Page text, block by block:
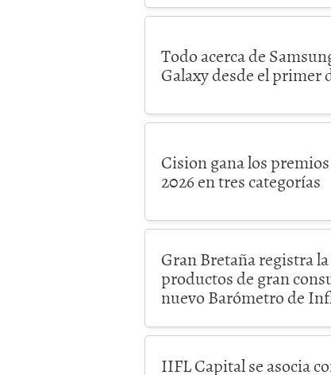
Todo acerca de
Galaxy desde el primer
Cision gana los
2026 en tres categorías
Gran Bretaña registra
productos de gran
nuevo Barómetro de
IIFL Capital se asocia